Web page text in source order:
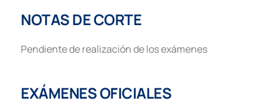
NOTAS DE CORTE
Pendiente de realización de los exámenes
EXÁMENES OFICIALES